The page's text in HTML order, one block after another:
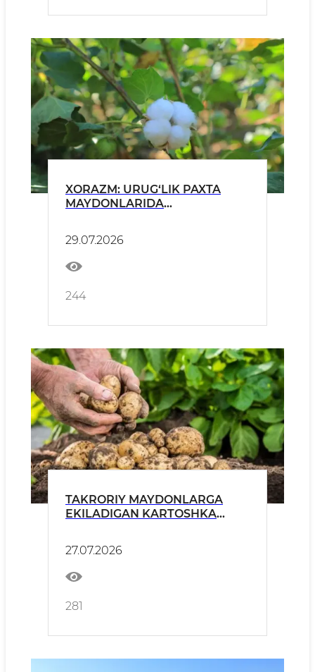
XORAZM: URUG‘LIK PAXTA
MAYDONLARIDA
TADBIRLARI DAVOM
ETTIRILMOQDA
29.07.2026
244
TAKRORIY MAYDONLARGA
EKILADIGAN KARTOSHKA
TOMONIDAN QATʼIY
NAZORATGA OLINGAN
27.07.2026
281